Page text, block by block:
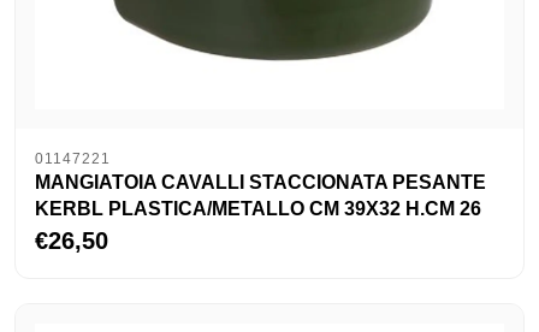
01147221
MANGIATOIA CAVALLI STACCIONATA PESANTE
KERBL PLASTICA/METALLO CM 39X32 H.CM 26
€26,50